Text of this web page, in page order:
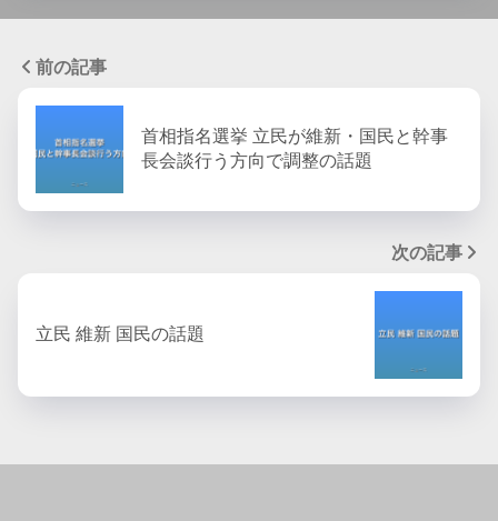
前の記事
首相指名選挙 立民が維新・国民と幹事
長会談行う方向で調整の話題
次の記事
立民 維新 国民の話題